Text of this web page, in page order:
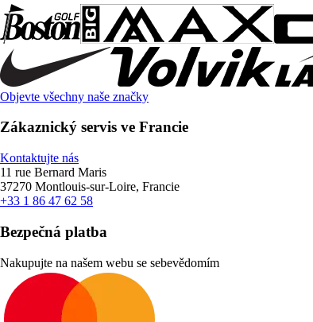
Objevte všechny naše značky
Zákaznický servis ve Francie
Kontaktujte nás
11 rue Bernard Maris
37270 Montlouis-sur-Loire, Francie
+33 1 86 47 62 58
Bezpečná platba
Nakupujte na našem webu se sebevědomím